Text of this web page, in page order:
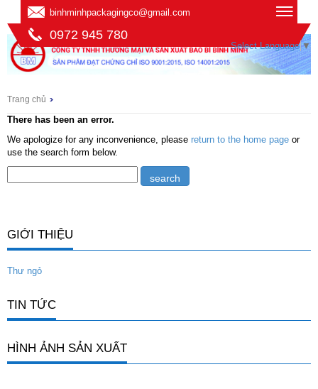
binhminhpackagingco@gmail.com
0972 945 780
Select Language ▼
Trang chủ
There has been an error.
We apologize for any inconvenience, please return to the home page or
use the search form below.
GIỚI THIỆU
Thư ngỏ
TIN TỨC
HÌNH ẢNH SẢN XUẤT